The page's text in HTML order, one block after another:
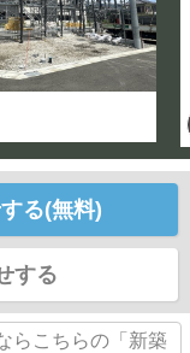
る(無料)
する
らこちらの「新築